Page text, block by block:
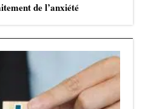
de l’anxiété